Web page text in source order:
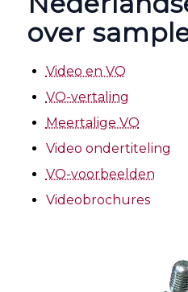
over
Video en VO
VO-vertaling
Meertalige VO
Video ondertiteling
VO-voorbeelden
Videobrochures